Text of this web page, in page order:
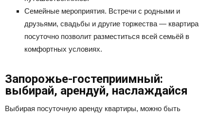
Семейные мероприятия. Встречи с родными и
друзьями, свадьбы и другие торжества — квартира
посуточно позволит разместиться всей семьёй в
комфортных условиях.
Запорожье-гостеприимный:
выбирай, арендуй, наслаждайся
Выбирая посуточную аренду квартиры, можно быть